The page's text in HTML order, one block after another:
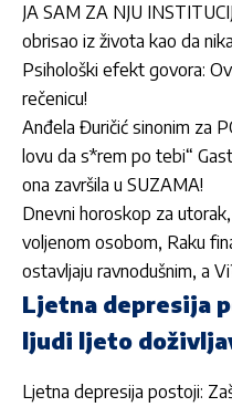
JA SAM ZA NJU
obrisao iz života kao da
Psihološki efekt govora:
rečenicu!
Anđela Đuričić sinonim za
lovu da s*rem po tebi“
ona završila u SUZAMA!
Dnevni horoskop za
voljenom osobom, Raku
ostavljaju ravnodušnim, a
Ljetna depresija
ljudi ljeto
Ljetna depresija postoji: